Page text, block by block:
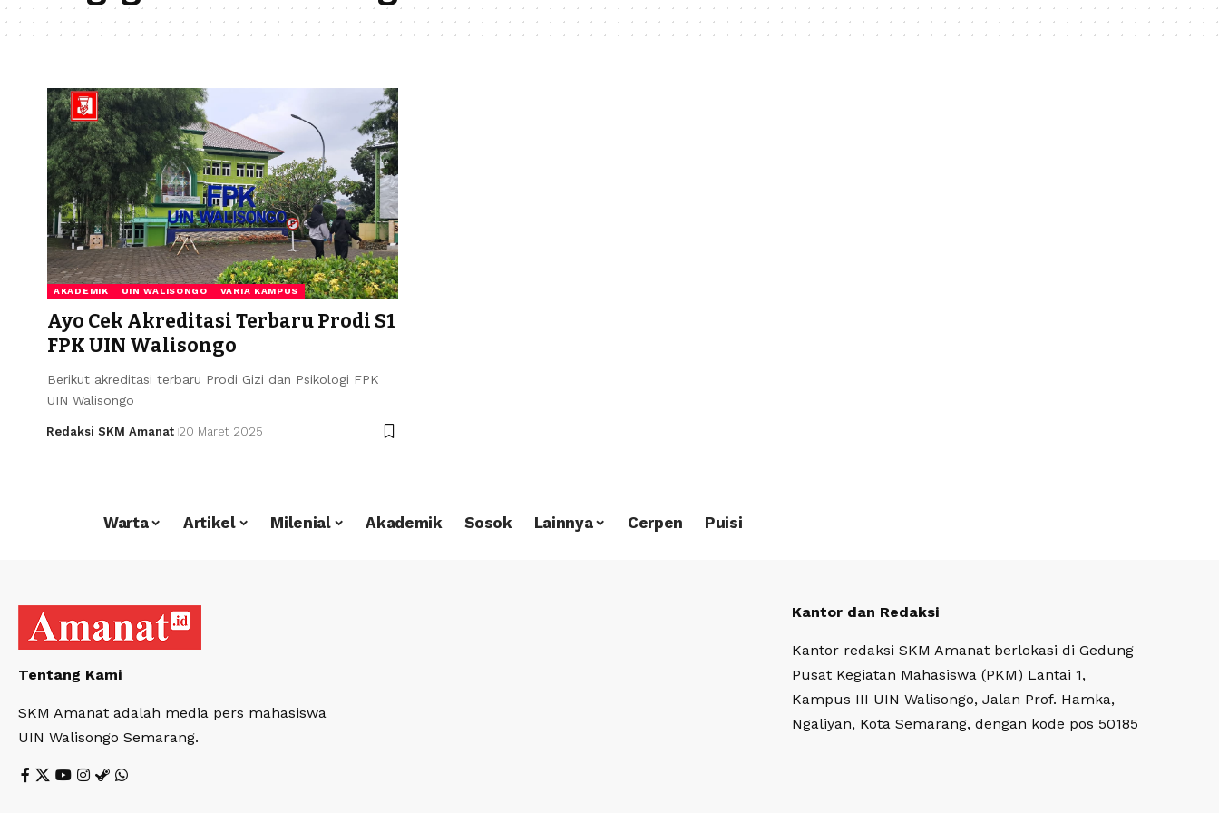
AKADEMIK UIN WALISONGO VARIA KAMPUS
Ayo Cek Akreditasi Terbaru Prodi S1
FPK UIN Walisongo
Berikut akreditasi terbaru Prodi Gizi dan Psikologi FPK
UIN Walisongo
Redaksi SKM Amanat 20 Maret 2025
Warta Artikel Milenial Akademik Sosok Lainnya Cerpen Puisi
Tentang Kami
SKM Amanat adalah media pers mahasiswa
UIN Walisongo Semarang.
Kantor dan Redaksi
Kantor redaksi SKM Amanat berlokasi di Gedung
Pusat Kegiatan Mahasiswa (PKM) Lantai 1,
Kampus III UIN Walisongo, Jalan Prof. Hamka,
Ngaliyan, Kota Semarang, dengan kode pos 50185